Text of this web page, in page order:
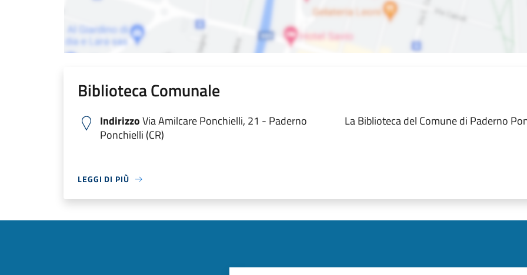
Biblioteca Comunale
IndirizzoVia Amilcare Ponchielli, 21 - Paderno
Ponchielli (CR)
La Biblioteca del Comune di Paderno
LEGGI DI PIÙ